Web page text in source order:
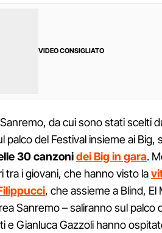
VIDEO CONSIGLIATO
da cui sono stati scelti
palco del Festival insieme ai Big,
30 canzonidei Big in gara.
i giovani, che hanno visto la
, che assieme a Blind, El
Sanremo – saliranno sul palco
e Gianluca Gazzoli hanno